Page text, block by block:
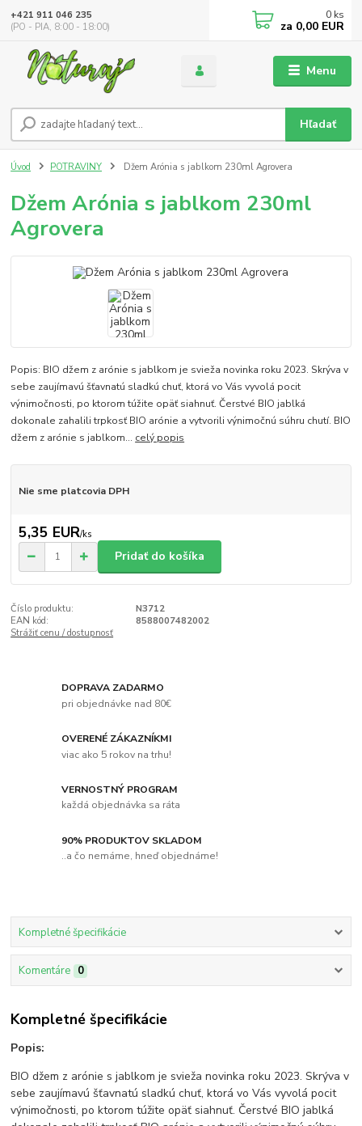
Menu
Hľadať
+421 911 046 235
(PO - PIA, 8:00 - 18:00)
0 ks
za 0,00 EUR
Úvod POTRAVINY Džem Arónia s jablkom 230ml Agrovera
Džem Arónia s jablkom 230ml
Agrovera
Popis: BIO džem z arónie s jablkom je svieža novinka roku 2023. Skrýva v
sebe zaujímavú šťavnatú sladkú chuť, ktorá vo Vás vyvolá pocit
výnimočnosti, po ktorom túžite opäť siahnuť. Čerstvé BIO jablká
dokonale zahalili trpkosť BIO arónie a vytvorili výnimočnú súhru chutí. BIO
džem z arónie s jablkom... celý popis
Nie sme platcovia DPH
5,35 EUR/ks
Pridať do košíka
Číslo produktu:
N3712
EAN kód:
8588007482002
Strážiť cenu / dostupnosť
DOPRAVA ZADARMO
pri objednávke nad 80€
OVERENÉ ZÁKAZNÍKMI
viac ako 5 rokov na trhu!
VERNOSTNÝ PROGRAM
každá objednávka sa ráta
90% PRODUKTOV SKLADOM
..a čo nemáme, hneď objednáme!
Kompletné špecifikácie
Komentáre 0
Kompletné špecifikácie
Popis:
BIO džem z arónie s jablkom je svieža novinka roku 2023. Skrýva v
sebe zaujímavú šťavnatú sladkú chuť, ktorá vo Vás vyvolá pocit
výnimočnosti, po ktorom túžite opäť siahnuť. Čerstvé BIO jablká